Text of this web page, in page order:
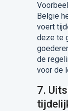
België
voert
deze te
de
voor de
7.